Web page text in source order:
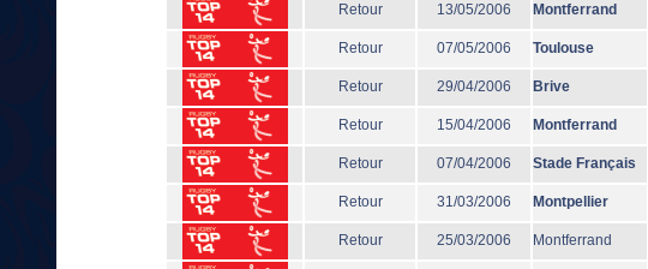
Retour 13/05/2006 Montferrand
Retour 07/05/2006 Toulouse
Retour 29/04/2006 Brive
Retour 15/04/2006 Montferrand
Retour 07/04/2006 Stade Français
Retour 31/03/2006 Montpellier
Retour 25/03/2006 Montferrand